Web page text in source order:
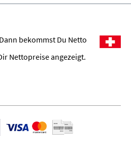
bekommst Du Netto
Nettopreise angezeigt.